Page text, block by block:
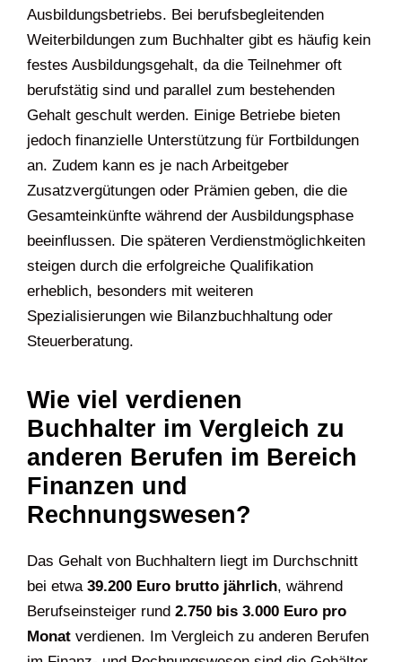
Ausbildungsbetriebs. Bei berufsbegleitenden
Weiterbildungen zum Buchhalter gibt es häufig kein
festes Ausbildungsgehalt, da die Teilnehmer oft
berufstätig sind und parallel zum bestehenden
Gehalt geschult werden. Einige Betriebe bieten
jedoch finanzielle Unterstützung für Fortbildungen
an. Zudem kann es je nach Arbeitgeber
Zusatzvergütungen oder Prämien geben, die die
Gesamteinkünfte während der Ausbildungsphase
beeinflussen. Die späteren Verdienstmöglichkeiten
steigen durch die erfolgreiche Qualifikation
erheblich, besonders mit weiteren
Spezialisierungen wie Bilanzbuchhaltung oder
Steuerberatung.
Wie viel verdienen
Buchhalter im Vergleich zu
anderen Berufen im Bereich
Finanzen und
Rechnungswesen?
Das Gehalt von Buchhaltern liegt im Durchschnitt
bei etwa 39.200 Euro brutto jährlich, während
Berufseinsteiger rund 2.750 bis 3.000 Euro pro
Monat verdienen. Im Vergleich zu anderen Berufen